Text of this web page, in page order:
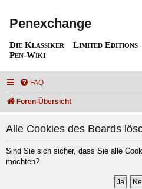
Penexchange
Die Klassiker Limited Editions
Pen-Wiki
FAQ
Foren-Übersicht
Alle Cookies des Boards
Sind Sie sich sicher, dass Sie alle
möchten?